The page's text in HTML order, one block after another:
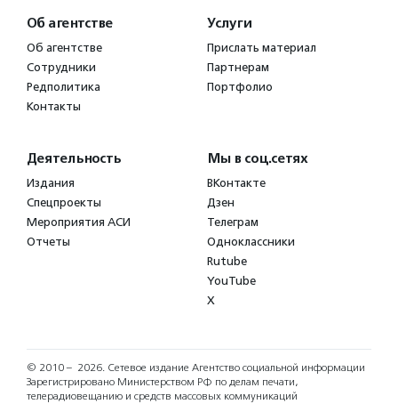
Об агентстве
Об агентстве
Сотрудники
Редполитика
Контакты
Услуги
Прислать материал
Партнерам
Портфолио
Деятельность
Издания
Спецпроекты
Мероприятия АСИ
Отчеты
Мы в соц.сетях
ВКонтакте
Дзен
Телеграм
Одноклассники
Rutube
YouTube
X
© 2010 – 2026. Сетевое издание Агентство социальной информации
Зарегистрировано Министерством РФ по делам печати,
телерадиовещанию и средств массовых коммуникаций